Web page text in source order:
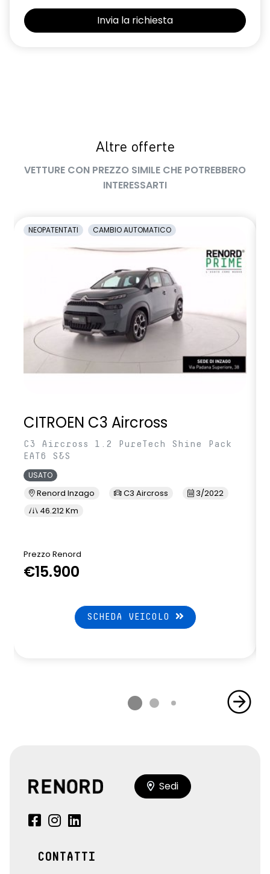
Sedili con sistema isofix
Volante regolabile in altezza e profondità
Altre offerte
VETTURE CON PREZZO SIMILE CHE POTREBBERO
INTERESSARTI
NEOPATENTATI CAMBIO AUTOMATICO
CITROEN C3 Aircross
C3 Aircross 1.2 PureTech Shine Pack
EAT6 S&S
USATO
Renord Inzago C3 Aircross
3/2022
46.212 Km
Prezzo Renord
€15.900
SCHEDA VEICOLO
Sedi
CONTATTI